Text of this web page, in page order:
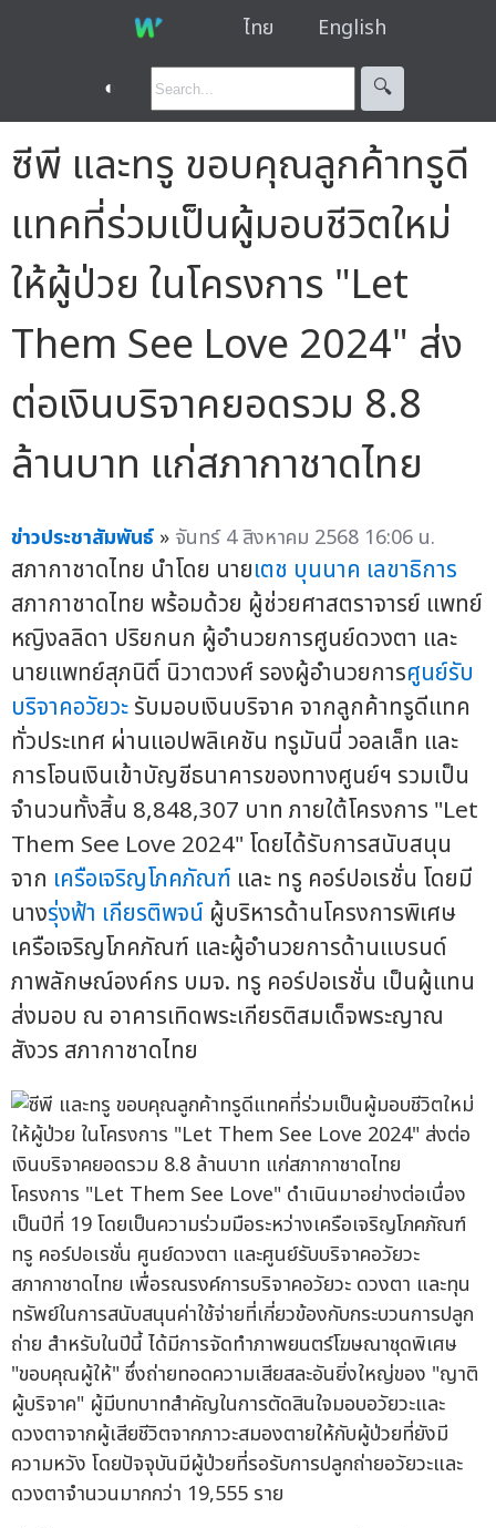
ไทย English
◐ 🔍︎
ซีพี และทรู ขอบคุณลูกค้าทรูดี
แทคที่ร่วมเป็นผู้มอบชีวิตใหม่
ให้ผู้ป่วย ในโครงการ "Let
Them See Love 2024" ส่ง
ต่อเงินบริจาคยอดรวม 8.8
ล้านบาท แก่สภากาชาดไทย
ข่าวประชาสัมพันธ์ » จันทร์ 4 สิงหาคม 2568 16:06 น.
สภากาชาดไทย นำโดย นายเตช บุนนาค เลขาธิการ
สภากาชาดไทย พร้อมด้วย ผู้ช่วยศาสตราจารย์ แพทย์
หญิงลลิดา ปริยกนก ผู้อำนวยการศูนย์ดวงตา และ
นายแพทย์สุภนิติ์ นิวาตวงศ์ รองผู้อำนวยการศูนย์รับ
บริจาคอวัยวะรับมอบเงินบริจาค จากลูกค้าทรูดีแทค
ทั่วประเทศ ผ่านแอปพลิเคชัน ทรูมันนี่ วอลเล็ท และ
การโอนเงินเข้าบัญชีธนาคารของทางศูนย์ฯ รวมเป็น
จำนวนทั้งสิ้น 8,848,307 บาท ภายใต้โครงการ "Let
Them See Love 2024" โดยได้รับการสนับสนุน
จาก เครือเจริญโภคภัณฑ์ และ ทรู คอร์ปอเรชั่น โดยมี
นางรุ่งฟ้า เกียรติพจน์ ผู้บริหารด้านโครงการพิเศษ
เครือเจริญโภคภัณฑ์ และผู้อำนวยการด้านแบรนด์
ภาพลักษณ์องค์กร บมจ. ทรู คอร์ปอเรชั่น เป็นผู้แทน
ส่งมอบ ณ อาคารเทิดพระเกียรติสมเด็จพระญาณ
สังวร สภากาชาดไทย
โครงการ "Let Them See Love" ดำเนินมาอย่างต่อเนื่อง
เป็นปีที่ 19 โดยเป็นความร่วมมือระหว่างเครือเจริญโภคภัณฑ์
ทรู คอร์ปอเรชั่น ศูนย์ดวงตา และศูนย์รับบริจาคอวัยวะ
สภากาชาดไทย เพื่อรณรงค์การบริจาคอวัยวะ ดวงตา และทุน
ทรัพย์ในการสนับสนุนค่าใช้จ่ายที่เกี่ยวข้องกับกระบวนการปลูก
ถ่าย สำหรับในปีนี้ ได้มีการจัดทำภาพยนตร์โฆษณาชุดพิเศษ
"ขอบคุณผู้ให้" ซึ่งถ่ายทอดความเสียสละอันยิ่งใหญ่ของ "ญาติ
ผู้บริจาค" ผู้มีบทบาทสำคัญในการตัดสินใจมอบอวัยวะและ
ดวงตาจากผู้เสียชีวิตจากภาวะสมองตายให้กับผู้ป่วยที่ยังมี
ความหวัง โดยปัจจุบันมีผู้ป่วยที่รอรับการปลูกถ่ายอวัยวะและ
ดวงตาจำนวนมากกว่า 19,555 ราย